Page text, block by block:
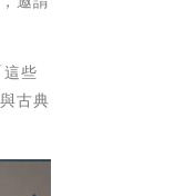
些
古典